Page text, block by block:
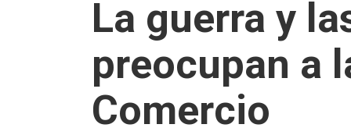
La guerra y
preocupan a
Comercio